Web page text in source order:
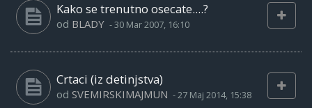
Kako se trenutno osecate....?
od BLADY -30 Mar 2007, 16:10
Crtaci (iz detinjstva)
od SVEMIRSKIMAJMUN -27 Maj 2014, 15:38